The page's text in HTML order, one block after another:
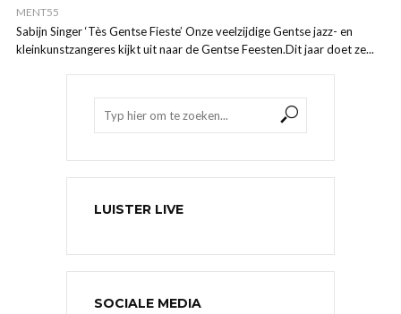
MENT55
Sabijn Singer ‘Tès Gentse Fieste’ Onze veelzijdige Gentse jazz- en
kleinkunstzangeres kijkt uit naar de Gentse Feesten.Dit jaar doet ze...
LUISTER LIVE
SOCIALE MEDIA